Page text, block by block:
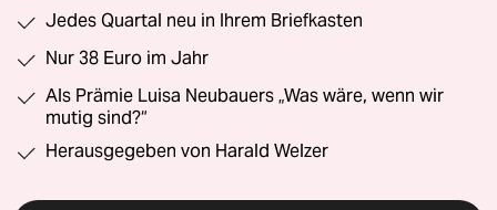
Jedes Quartal neu in Ihrem Briefkasten
Nur 38 Euro im Jahr
Als Prämie Luisa Neubauers „Was wäre, wenn wir
mutig sind?“
Herausgegeben von Harald Welzer